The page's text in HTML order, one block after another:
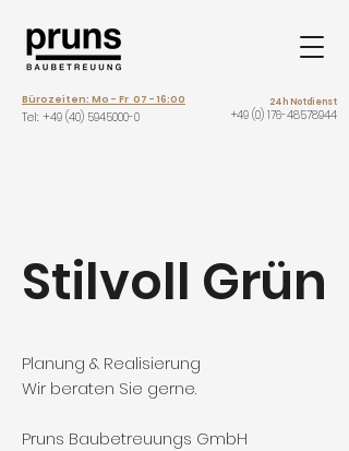
Bürozeiten: Mo - Fr 07 - 16:00
Tel: +49 (40) 5945000-0
24h Notdienst
+49 (0) 176-48578944
Stilvoll Grün
Planung & Realisierung
Wir beraten Sie gerne.
Pruns Baubetreuungs GmbH